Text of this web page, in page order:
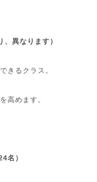
異なります）
きるクラス。
高めます。
名）